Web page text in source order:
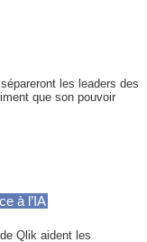
les leaders des
que son pouvoir
à l’IA
Qlik aident les